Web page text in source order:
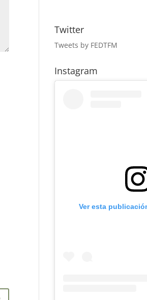
Twitter
Tweets by FEDTFM
Instagram
Ver esta